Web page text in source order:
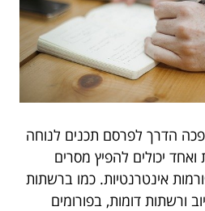
הפכה הדרך לפרסם תכנים לנוחה
ואחד יכולים להפיץ מסרים
אינטרנטיות. כמו ברשתות
ורשתות דומות, בפורומים